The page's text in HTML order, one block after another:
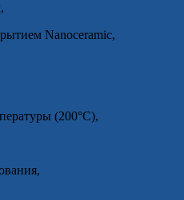
Nanoceramic,
(200°С),